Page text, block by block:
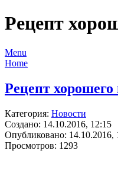
Рецепт
Menu
Home
Рецепт хорошего
Категория: Новости
Создано: 14.10.2016, 12:15
Опубликовано: 14.10.2016,
Просмотров: 1293